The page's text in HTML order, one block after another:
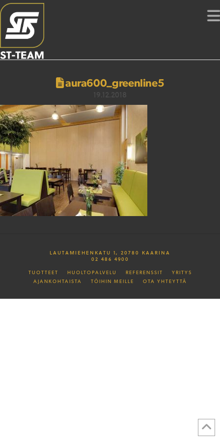
aura600_greenline5
LAUTAMIEHENKATU 1, 20780 KAARINA
02 486 4900
TUOTTEET HUOLTOPALVELU REFERENSSIT
YRITYS
AJANKOHTAISTA
TÖIHIN MEILLE OTA YHTEYTTÄ